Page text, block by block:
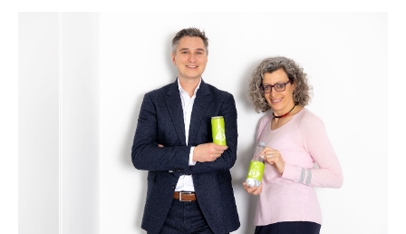
die notwendige Infrastruktur gestellt. Die geplanten
Zählanlagen und Sortierzentren ermöglichen
hochwertiges Recycling für einen geschlossenen
Wertstoffkreislauf von Kunststoffflaschen und